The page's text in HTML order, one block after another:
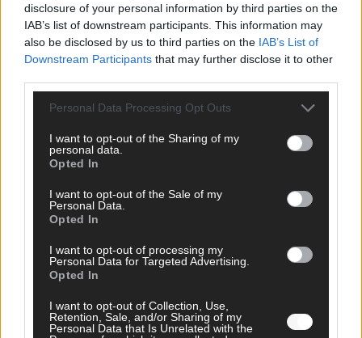
disclosure of your personal information by third parties on the
IAB’s list of downstream participants. This information may
also be disclosed by us to third parties on the IAB’s List of
Downstream Participants that may further disclose it to other
Personal Data Processing Opt Outs
I want to opt-out of the Sharing of my
personal data.
Opted In
I want to opt-out of the Sale of my
Personal Data.
Opted In
I want to opt-out of processing my
Personal Data for Targeted Advertising.
Opted In
I want to opt-out of Collection, Use,
Retention, Sale, and/or Sharing of my
Personal Data that Is Unrelated with the
AD